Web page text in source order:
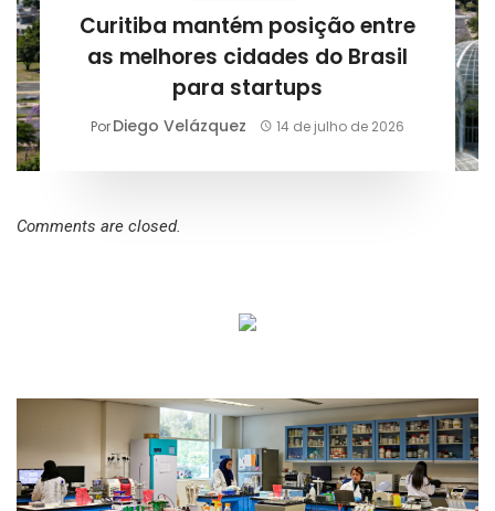
Curitiba mantém posição entre
as melhores cidades do Brasil
para startups
PorDiego Velázquez 14 de julho de 2026
Comments are closed.